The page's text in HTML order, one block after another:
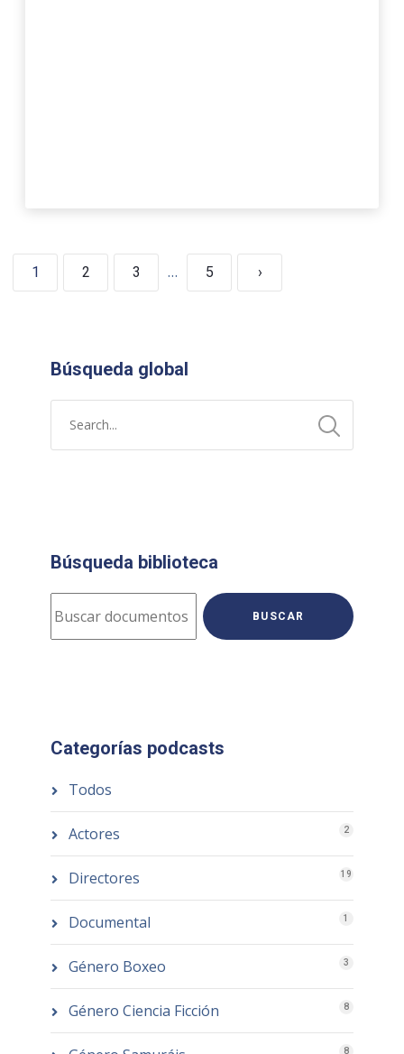
1 2 3 … 5 ›
Búsqueda global
Búsqueda biblioteca
BUSCAR
Categorías podcasts
Todos
Actores 2
Directores 19
Documental 1
Género Boxeo 3
Género Ciencia Ficción 8
8